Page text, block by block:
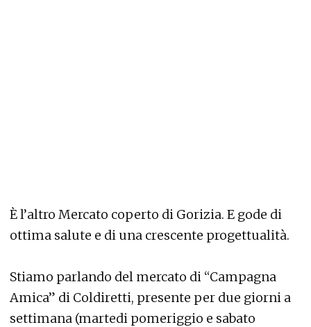
È l’altro Mercato coperto di Gorizia. E gode di
ottima salute e di una crescente progettualità.
Stiamo parlando del mercato di “Campagna
Amica” di Coldiretti, presente per due giorni a
settimana (martedi pomeriggio e sabato